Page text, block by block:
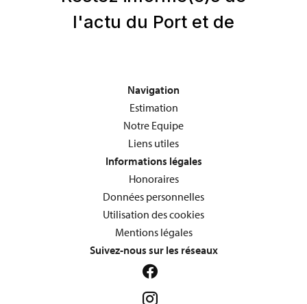
Navigation
Estimation
Notre Equipe
Liens utiles
Informations légales
Honoraires
Données personnelles
Utilisation des cookies
Mentions légales
Suivez-nous sur les réseaux